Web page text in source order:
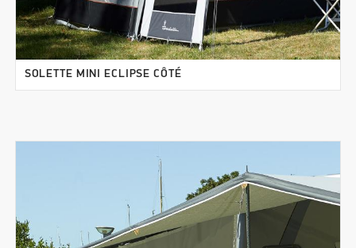
SOLETTE MINI ECLIPSE CÔTÉ